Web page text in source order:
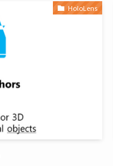
HoloLens